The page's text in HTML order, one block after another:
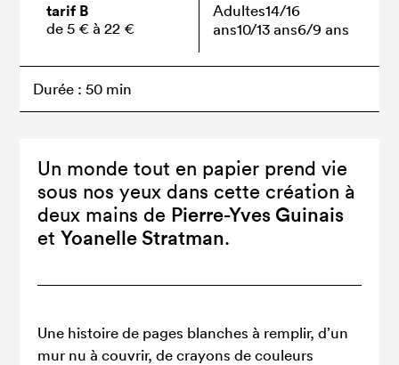
Un monde tout en papier prend vie
sous nos yeux dans cette création à
deux mains de Pierre-Yves Guinais
etYoanelle Stratman.
Une histoire de pages blanches à remplir, d’un
mur nu à couvrir, de crayons de couleurs
tarif B
de 5 € à 22 €
Adultes14/16
ans10/13 ans6/9 ans
Durée : 50 min